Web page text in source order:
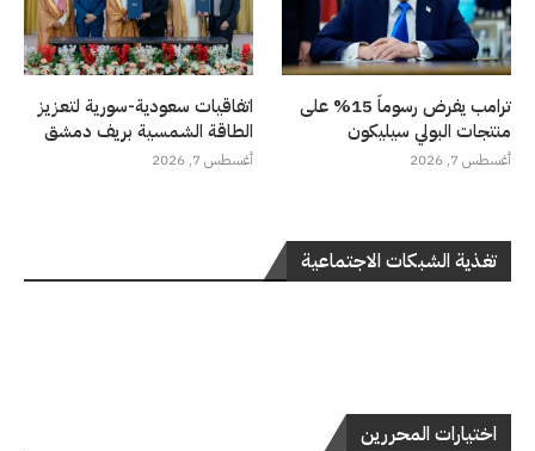
ترامب يفرض رسوماً 15% على
منتجات البولي سيليكون
أغسطس 7, 2026
اتفاقيات سعودية-سورية لتعزيز
الطاقة الشمسية بريف دمشق
أغسطس 7, 2026
تغذية الشبكات الاجتماعية
اختيارات المحررين